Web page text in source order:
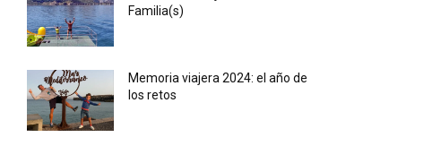
Familia(s)
Memoria viajera 2024: el año de
los retos